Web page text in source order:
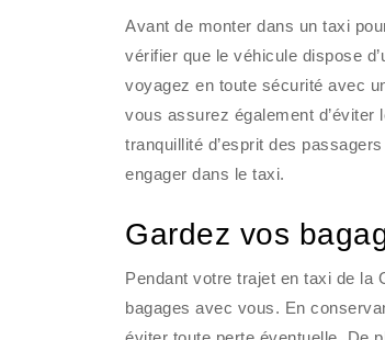
Avant de monter dans un taxi
vérifier que le véhicule dispose
voyagez en toute sécurité avec
vous assurez également
tranquillité d’esprit des
engager dans le taxi.
Gardez vos
Pendant votre trajet en taxi de la
bagages avec vous. En